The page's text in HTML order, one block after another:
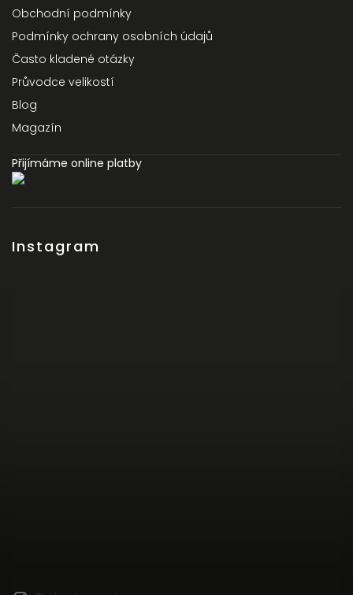
Obchodní podmínky
Podmínky ochrany osobních údajů
Často kladené otázky
Průvodce velikostí
Blog
Magazín
Přijímáme online platby
Instagram